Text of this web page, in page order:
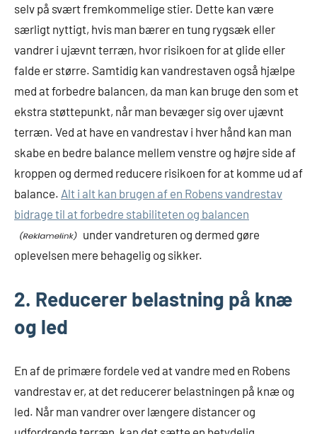
selv på svært fremkommelige stier. Dette kan være
særligt nyttigt, hvis man bærer en tung rygsæk eller
vandrer i ujævnt terræn, hvor risikoen for at glide eller
falde er større. Samtidig kan vandrestaven også hjælpe
med at forbedre balancen, da man kan bruge den som et
ekstra støttepunkt, når man bevæger sig over ujævnt
terræn. Ved at have en vandrestav i hver hånd kan man
skabe en bedre balance mellem venstre og højre side af
kroppen og dermed reducere risikoen for at komme ud af
balance. Alt i alt kan brugen af en Robens vandrestav
bidrage til at forbedre stabiliteten og balancen
under vandreturen og dermed gøre
oplevelsen mere behagelig og sikker.
2. Reducerer belastning på knæ
og led
En af de primære fordele ved at vandre med en Robens
vandrestav er, at det reducerer belastningen på knæ og
led. Når man vandrer over længere distancer og